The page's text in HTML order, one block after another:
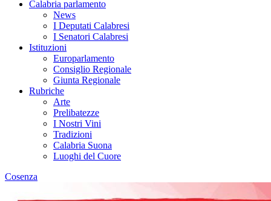
Calabria parlamento
News
I Deputati Calabresi
I Senatori Calabresi
Istituzioni
Europarlamento
Consiglio Regionale
Giunta Regionale
Rubriche
Arte
Prelibatezze
I Nostri Vini
Tradizioni
Calabria Suona
Luoghi del Cuore
Cosenza